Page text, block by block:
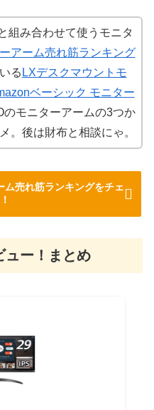
組み合わせて使うモニタ
アーム売れ筋ランキング
る LXデスクマウントモ
ベーシック モニター
のモニターアームの3つか
。後は財布と相談にゃ。
ム売れ筋ランキングをチェ
ュー！まとめ